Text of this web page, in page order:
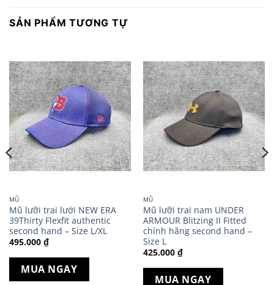
SẢN PHẨM TƯƠNG TỰ
MŨ
Mũ lưỡi trai lưới NEW ERA
39Thirty Flexfit authentic
second hand – Size L/XL
495.000 ₫
MUA NGAY
MŨ
Mũ lưỡi trai nam UNDER
ARMOUR Blitzing II Fitted
chính hãng second hand –
Size L
425.000 ₫
MUA NGAY